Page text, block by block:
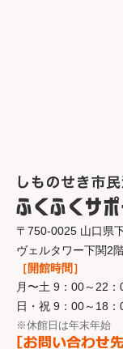
〒750-0025 山口県
ヴェルタワー下関2
［開館時間］
月〜土 9：00～22：
日・祝 9：00～18：
※休館日は年末年始